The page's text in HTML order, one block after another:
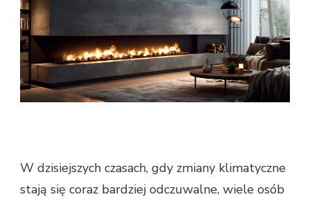
W dzisiejszych czasach, gdy zmiany klimatyczne
stają się coraz bardziej odczuwalne, wiele osób